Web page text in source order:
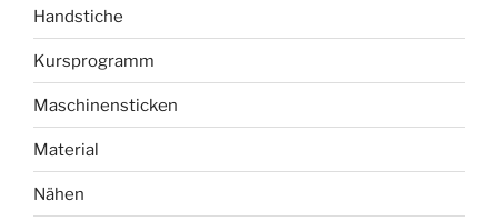
Handstiche
Kursprogramm
Maschinensticken
Material
Nähen